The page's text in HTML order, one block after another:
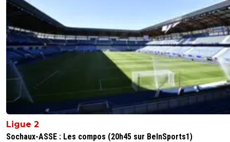
T’as l’air tendu Sergio, t’as l’air tendu
0+
sergio33 22 mai 2025 à 10:34 +1605
Pas du tout !Je ne suis pas parisien. ^^
Répondre
flog
" car cela s'accompagnera logiquement d'une hausse de
salaire. "Bah pas forcément non. Salaire déjà haut + age
ce serait pas scandaleux de proposer une legere baisse.
Ligue 2
Sochaux-ASSE : Les compos (20h45 sur BeInSports1)